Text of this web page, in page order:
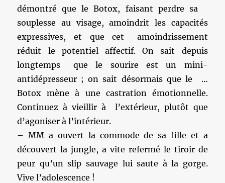
démontré que le Botox, faisant perdre sa
souplesse au visage, amoindrit les capacités
expressives, et que cet amoindrissement
réduit le potentiel affectif. On sait depuis
longtemps que le sourire est un mini-
antidépresseur ; on sait désormais que le …
Botox mène à une castration émotionnelle.
Continuez à vieillir à l’extérieur, plutôt que
d’agoniser à l’intérieur.
– MM a ouvert la commode de sa fille et a
découvert la jungle, a vite refermé le tiroir de
peur qu’un slip sauvage lui saute à la gorge.
Vive l’adolescence !